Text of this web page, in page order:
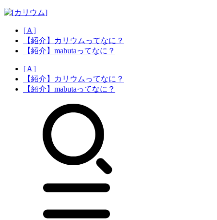
[Ａ]
【紹介】カリウムってなに？
【紹介】mabutaってなに？
[Ａ]
【紹介】カリウムってなに？
【紹介】mabutaってなに？